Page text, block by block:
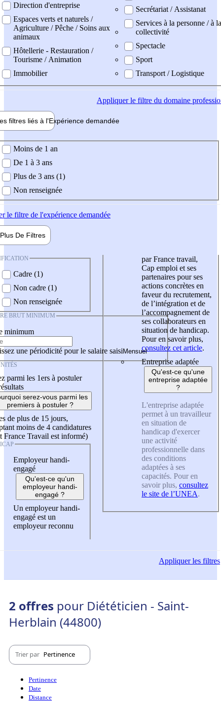
Direction d'entreprise
Espaces verts et naturels /
Agriculture / Pêche / Soins aux
animaux
Hôtellerie - Restauration /
Tourisme / Animation
Immobilier
Secrétariat / Assistanat
Services à la personne / à la
collectivité
Spectacle
Sport
Transport / Logistique
Appliquerle filtre du domaine
filtres liés à l'Expérience demandée
demandée
Moins de 1 an
De 1 à 3 ans
Plus de 3 ans (1)
Non renseignée
le filtre de l'expérience demandée
Plus De Filtres
Cadre (1)
Non cadre (1)
Non renseignée
BRUT MINIMUM
minimum
une périodicité pour le salaire saisi
parmi les 1ers à postuler
serez-vous parmi les
premiers à postuler ?
de plus de 15 jours,
moins de 4 candidatures
France Travail est informé)
Employeur handi-
engagé
Qu'est-ce qu'un
employeur handi-
engagé ?
Un employeur handi-
engagé est un
employeur reconnu
par France travail,
Cap emploi et ses
partenaires pour ses
actions concrètes en
faveur du recrutement,
de l’intégration et de
l’accompagnement de
ses collaborateurs en
situation de handicap.
Pour en savoir plus,
consultez cet article.
Entreprise adaptée
Qu'est-ce qu'une
entreprise adaptée
?
L'entreprise adaptée
permet à un travailleur
en situation de
handicap d'exercer
une activité
professionnelle dans
des conditions
adaptées à ses
capacités. Pour en
savoir plus, consultez
le site de l’UNEA.
Appliquerles filtres
2 offres pour Diététicien - Saint-
Herblain (44800)
Trier par Pertinence
Pertinence
Date
Distance